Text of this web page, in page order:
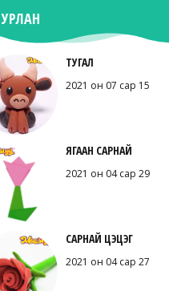
УРЛАН
ТУГАЛ
2021 он 07 сар 15
ЯГААН САРНАЙ
2021 он 04 сар 29
САРНАЙ ЦЭЦЭГ
2021 он 04 сар 27